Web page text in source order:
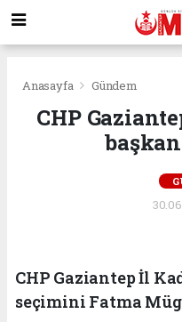
Anasayfa Gündem
CHP
CHP Gaziantep İl
seçimini Fatma